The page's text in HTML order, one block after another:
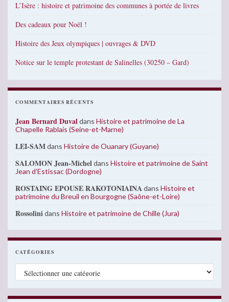
L’Isère : histoire et patrimoine des communes à portée de livres
Des cadeaux pour Noël !
Histoire des Jeux olympiques | ouvrages & DVD
Notice sur le temple protestant de Salinelles (30250 – Gard)
COMMENTAIRES RÉCENTS
Jean Bernard Duvaldans Histoire et patrimoine de La
Chapelle Rablais (Seine-et-Marne)
LEI-SAMdans Histoire de Ouanary (Guyane)
SALOMON Jean-Micheldans Histoire et patrimoine de Saint
Jean d’Estissac (Dordogne)
ROSTAING EPOUSE RAKOTONIAINAdans Histoire et
patrimoine du Breuil en Bourgogne (Saône-et-Loire)
Rossolinidans Histoire et patrimoine de Chille (Jura)
CATÉGORIES
Catégories